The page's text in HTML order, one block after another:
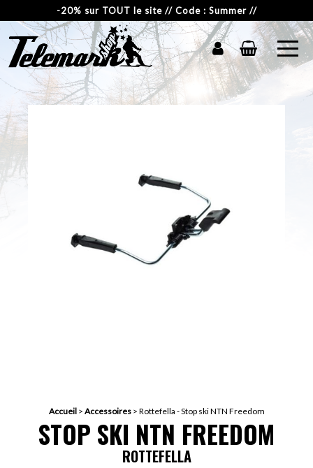
-20% sur TOUT le site // Code : Summer //
Accueil> Accessoires> Rottefella - Stop ski NTN Freedom
STOP SKI NTN FREEDOM
ROTTEFELLA